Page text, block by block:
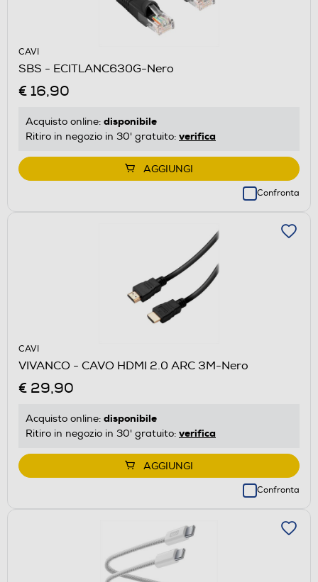
CAVI
SBS - ECITLANC630G-Nero
€ 16,90
Acquisto online: disponibile
Ritiro in negozio in 30' gratuito: verifica
AGGIUNGI
Confronta
CAVI
VIVANCO - CAVO HDMI 2.0 ARC 3M-Nero
€ 29,90
Acquisto online: disponibile
Ritiro in negozio in 30' gratuito: verifica
AGGIUNGI
Confronta